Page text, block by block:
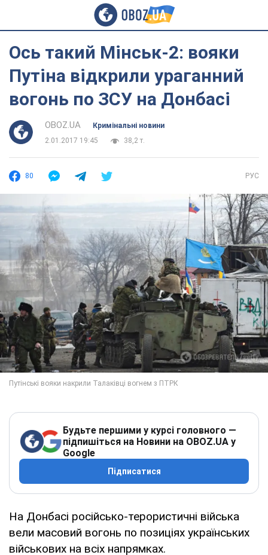
Ось такий Мінськ-2: вояки
Путіна відкрили ураганний
вогонь по ЗСУ на Донбасі
OBOZ.UA
Кримінальні новини
2.01.2017 19:45
38,2 т.
80 РУС
Будьте першими у курсі головного —
підпишіться на Новини на OBOZ.UA у
Google
Підписатися
На Донбасі російсько-терористичні війська
вели масовий вогонь по позиціях українських
військових на всіх напрямках.